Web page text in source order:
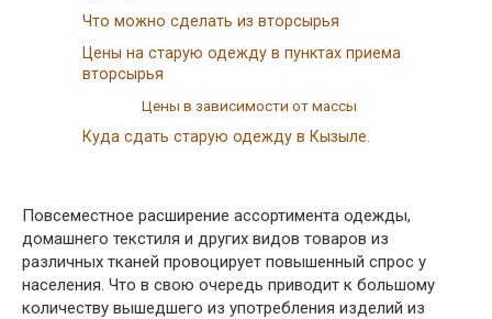
Что можно сделать из вторсырья
Цены на старую одежду в пунктах приема
вторсырья
Цены в зависимости от массы
Куда сдать старую одежду в Кызыле.
Повсеместное расширение ассортимента одежды,
домашнего текстиля и других видов товаров из
различных тканей провоцирует повышенный спрос у
населения. Что в свою очередь приводит к большому
количеству вышедшего из употребления изделий из